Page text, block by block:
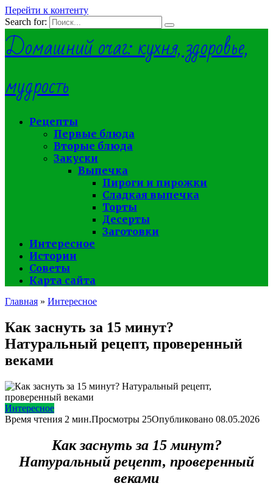
Перейти к контенту
Search for:
Домашний очаг: кухня, здоровье,
мудрость
Рецепты
Первые блюда
Вторые блюда
Закуски
Выпечка
Пироги и пирожки
Сладкая выпечка
Торты
Десерты
Заготовки
Интересное
Истории
Советы
Карта сайта
Главная » Интересное
Как заснуть за 15 минут?
Натуральный рецепт, проверенный
веками
Интересное
Время чтения 2 мин.Просмотры 25Опубликовано 08.05.2026
Как заснуть за 15 минут?
Натуральный рецепт, проверенный
веками